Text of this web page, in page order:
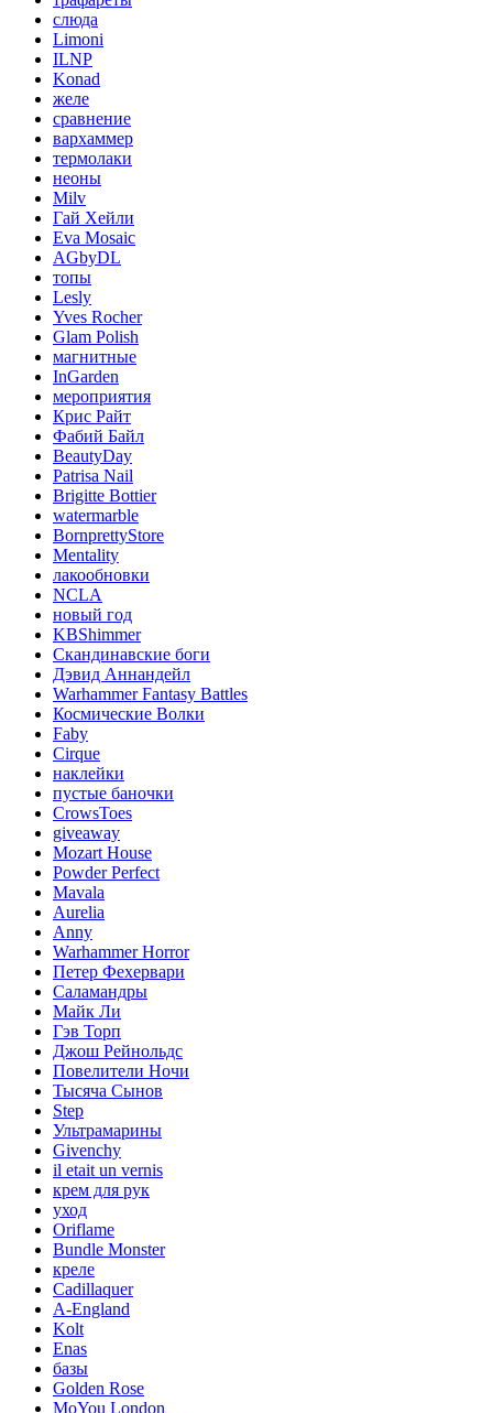
слюда
Limoni
ILNP
Konad
желе
сравнение
вархаммер
термолаки
неоны
Milv
Гай Хейли
Eva Mosaic
AGbyDL
топы
Lesly
Yves Rocher
Glam Polish
магнитные
InGarden
мероприятия
Крис Райт
Фабий Байл
BeautyDay
Patrisa Nail
Brigitte Bottier
watermarble
BornprettyStore
Mentality
лакообновки
NCLA
новый год
KBShimmer
Скандинавские боги
Дэвид Аннандейл
Warhammer Fantasy Battles
Космические Волки
Faby
Cirque
наклейки
пустые баночки
CrowsToes
giveaway
Mozart House
Powder Perfect
Mavala
Aurelia
Anny
Warhammer Horror
Петер Фехервари
Саламандры
Майк Ли
Гэв Торп
Джош Рейнольдс
Повелители Ночи
Тысяча Сынов
Step
Ультрамарины
Givenchy
il etait un vernis
крем для рук
уход
Oriflame
Bundle Monster
креле
Cadillaquer
A-England
Kolt
Enas
базы
Golden Rose
MoYou London